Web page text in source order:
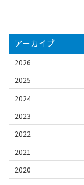
アーカイブ
2026
2025
2024
2023
2022
2021
2020